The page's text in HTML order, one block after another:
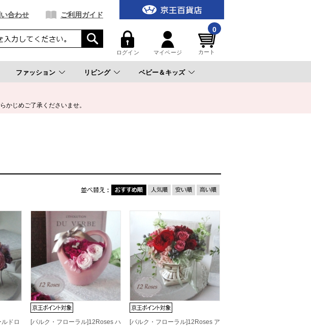
合わせ ご利用ガイド
ログイン マイページ
0
カート
ファッション リビング ベビー＆キッズ
かじめご了承くださいませ。
ドロ
[パルク・フローラル]12Roses ハ
[パルク・フローラル]12Roses ア